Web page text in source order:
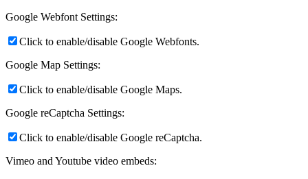
Google Webfont Settings:
Click to enable/disable Google Webfonts.
Google Map Settings:
Click to enable/disable Google Maps.
Google reCaptcha Settings:
Click to enable/disable Google reCaptcha.
Vimeo and Youtube video embeds: